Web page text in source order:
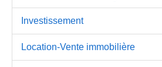
Investissement
Location-Vente immobilière